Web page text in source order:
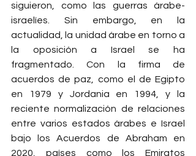
siguieron, como las guerras árabe-
israelíes. Sin embargo, en la
actualidad, la unidad árabe en torno a
la oposición a Israel se ha
fragmentado. Con la firma de
acuerdos de paz, como el de Egipto
en 1979 y Jordania en 1994, y la
reciente normalización de relaciones
entre varios estados árabes e Israel
bajo los Acuerdos de Abraham en
2020, países como los Emiratos